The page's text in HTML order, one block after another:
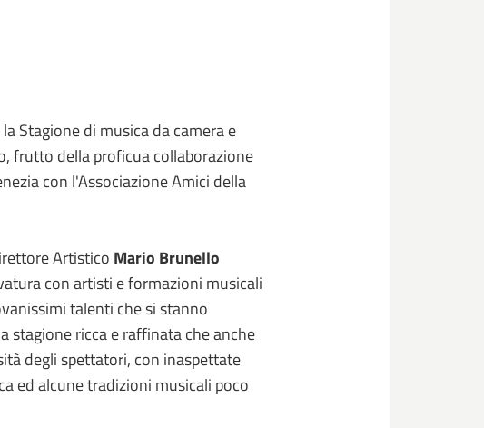
Stagione di musica da camera e
frutto della proficua collaborazione
con l'Associazione Amici della
Artistico Mario Brunello
con artisti e formazioni musicali
talenti che si stanno
stagione ricca e raffinata che anche
degli spettatori, con inaspettate
ed alcune tradizioni musicali poco